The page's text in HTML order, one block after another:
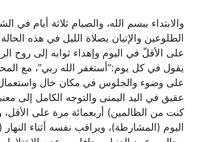
والابتداء ببسم الله، والصيام ثلاثة أيام
الطلوعين والإتيان بصلاة الليل في هذه
على الأقلّ في اليوم وإهداء ثوابه إلى روح
يقول في كل يوم:”أستغفر الله ربي”، مع
على وضوء والجلوس في مكان خال واستعمال
عقيق في اليد اليمنى والتوجه الكامل إلى
كنت من الظالمين) أربعمائة مرة على
اليوم (المشارطة)، ويراقب نفسه أثناء